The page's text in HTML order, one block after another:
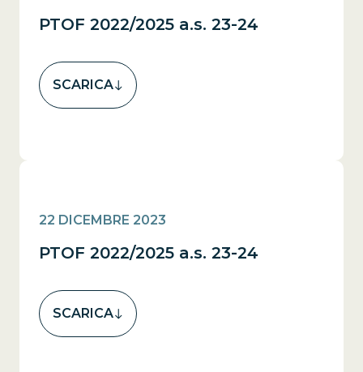
PTOF 2022/2025 a.s. 23-24
SCARICA
22 DICEMBRE 2023
PTOF 2022/2025 a.s. 23-24
SCARICA